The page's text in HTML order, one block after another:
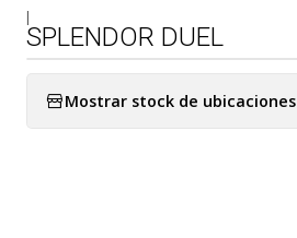
|
SPLENDOR DUEL
Mostrar stock de ubicaciones